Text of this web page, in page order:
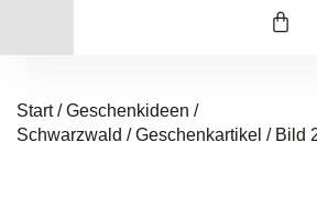
Start/Geschenkideen /
Schwarzwald /Geschenkartikel / Bild